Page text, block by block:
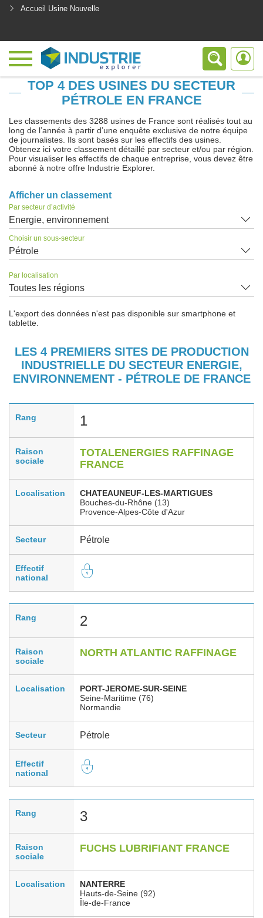
Accueil Usine Nouvelle
TOP 4 DES USINES DU SECTEUR
PÉTROLE EN FRANCE
Les classements des 3288 usines de France sont réalisés tout au
long de l’année à partir d’une enquête exclusive de notre équipe
de journalistes. Ils sont basés sur les effectifs des usines.
Obtenez ici votre classement détaillé par secteur et/ou par région.
Pour visualiser les effectifs de chaque entreprise, vous devez être
abonné à notre offre Industrie Explorer.
Afficher un classement
Par secteur d’activité
Energie, environnement
Choisir un sous-secteur
Pétrole
Par localisation
Toutes les régions
L'export des données n'est pas disponible sur smartphone et
tablette.
LES 4 PREMIERS SITES DE PRODUCTION
INDUSTRIELLE DU SECTEUR ENERGIE,
ENVIRONNEMENT - PÉTROLE DE FRANCE
Rang 1
Raison
sociale
TOTALENERGIES RAFFINAGE
FRANCE
Localisation
CHATEAUNEUF-LES-MARTIGUES
Bouches-du-Rhône (13)
Provence-Alpes-Côte d'Azur
Secteur Pétrole
Effectif
national
Rang 2
Raison
sociale
NORTH ATLANTIC RAFFINAGE
Localisation
PORT-JEROME-SUR-SEINE
Seine-Maritime (76)
Normandie
Secteur Pétrole
Effectif
national
Rang 3
Raison
sociale
FUCHS LUBRIFIANT FRANCE
Localisation
NANTERRE
Hauts-de-Seine (92)
Île-de-France